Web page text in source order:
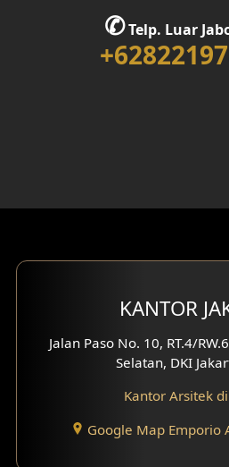
Desain Rumah 1 Lantai
Desain Rumah 2 Lantai
Eksterior Tampak
Eksterior Tampak
Eksterior Tampak
Desain Eksterior Villa
Desain Eksterior Ruko
✆Telp. Luar
KANTOR
Jalan Paso No. 10, RT.4/
Selatan, DKI
Kantor Arsitek
Google Map Emporio